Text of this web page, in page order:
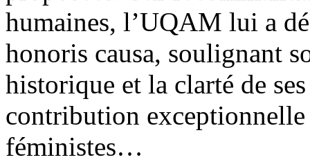
humaines, l’UQAM lui a
honoris causa, soulignant
historique et la clarté de
contribution exceptionnelle
féministes…